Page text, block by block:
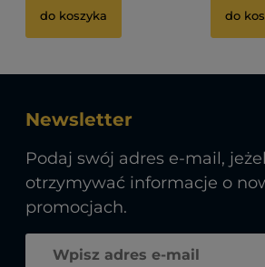
do koszyka do
Newsletter
Podaj swój adres e-mail,
otrzymywać informacje o
promocjach.